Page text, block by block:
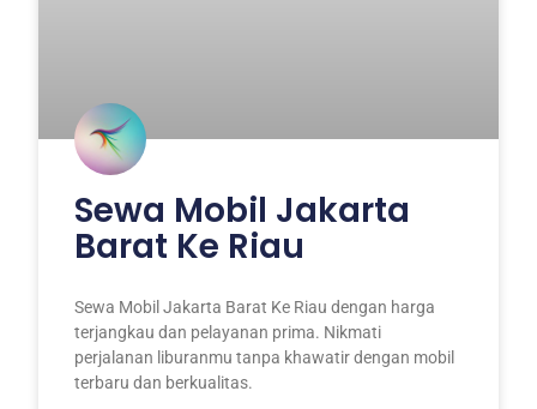
Sewa Mobil Jakarta
Barat Ke Riau
Sewa Mobil Jakarta Barat Ke Riau dengan harga
terjangkau dan pelayanan prima. Nikmati
perjalanan liburanmu tanpa khawatir dengan mobil
terbaru dan berkualitas.